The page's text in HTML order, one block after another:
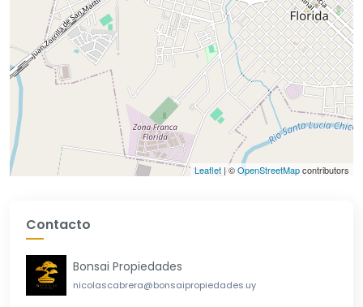
Leaflet | ©OpenStreetMapcontributors
Contacto
Bonsai Propiedades
nicolascabrera@bonsaipropiedades.uy